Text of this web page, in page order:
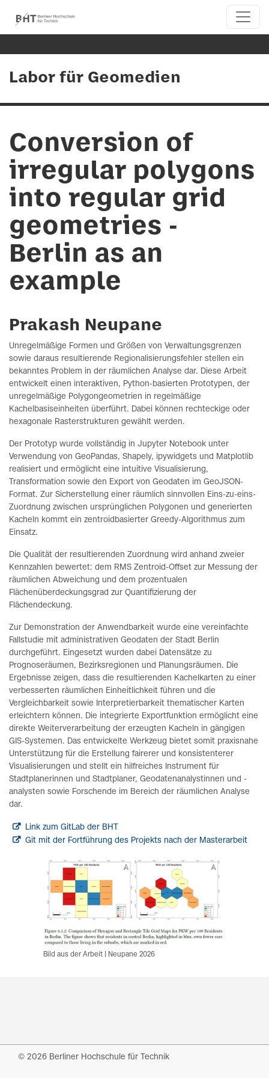
Labor für Geomedien
Conversion of
irregular polygons
into regular grid
geometries -
Berlin as an
example
Prakash Neupane
Unregelmäßige Formen und Größen von Verwaltungsgrenzen
sowie daraus resultierende Regionalisierungsfehler stellen ein
bekanntes Problem in der räumlichen Analyse dar. Diese Arbeit
entwickelt einen interaktiven, Python-basierten Prototypen, der
unregelmäßige Polygongeometrien in regelmäßige
Kachelbasiseinheiten überführt. Dabei können rechteckige oder
hexagonale Rasterstrukturen gewählt werden.
Der Prototyp wurde vollständig in Jupyter Notebook unter
Verwendung von GeoPandas, Shapely, ipywidgets und Matplotlib
realisiert und ermöglicht eine intuitive Visualisierung,
Transformation sowie den Export von Geodaten im GeoJSON-
Format. Zur Sicherstellung einer räumlich sinnvollen Eins-zu-eins-
Zuordnung zwischen ursprünglichen Polygonen und generierten
Kacheln kommt ein zentroidbasierter Greedy-Algorithmus zum
Einsatz.
Die Qualität der resultierenden Zuordnung wird anhand zweier
Kennzahlen bewertet: dem RMS Zentroid-Offset zur Messung der
räumlichen Abweichung und dem prozentualen
Flächenüberdeckungsgrad zur Quantifizierung der
Flächendeckung.
Zur Demonstration der Anwendbarkeit wurde eine vereinfachte
Fallstudie mit administrativen Geodaten der Stadt Berlin
durchgeführt. Eingesetzt wurden dabei Datensätze zu
Prognoseräumen, Bezirksregionen und Planungsräumen. Die
Ergebnisse zeigen, dass die resultierenden Kachelkarten zu einer
verbesserten räumlichen Einheitlichkeit führen und die
Vergleichbarkeit sowie Interpretierbarkeit thematischer Karten
erleichtern können. Die integrierte Exportfunktion ermöglicht eine
direkte Weiterverarbeitung der erzeugten Kacheln in gängigen
GIS-Systemen. Das entwickelte Werkzeug bietet somit praxisnahe
Unterstützung für die Erstellung fairerer und konsistenterer
Visualisierungen und stellt ein hilfreiches Instrument für
Stadtplanerinnen und Stadtplaner, Geodatenanalystinnen und -
analysten sowie Forschende im Bereich der räumlichen Analyse
dar.
Link zum GitLab der BHT
Git mit der Fortführung des Projekts nach der Masterarbeit
Bild aus der Arbeit | Neupane 2026
© 2026 Berliner Hochschule für Technik